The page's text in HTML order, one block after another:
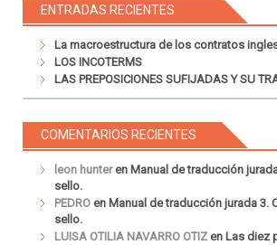
ENTRADAS RECIENTES
La macroestructura de los contratos
LOS INCOTERMS
LAS PREPOSICIONES SUFIJADAS Y SU
COMENTARIOS RECIENTES
leon hunteren Manual de traducción
sello.
PEDRO en Manual de traducción jurada 3.
sello.
LUISA OTILIA NAVARRO OTIZen Las diez